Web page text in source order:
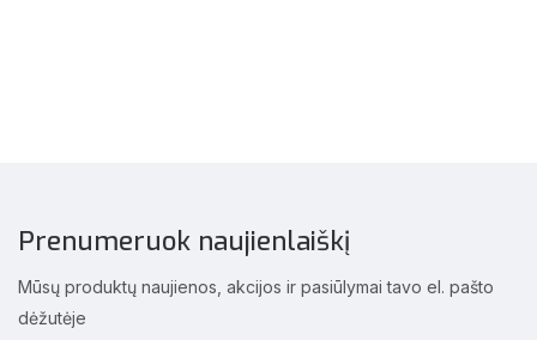
Prenumeruok naujienlaiškį
Mūsų produktų naujienos, akcijos ir pasiūlymai tavo el. pašto
dėžutėje